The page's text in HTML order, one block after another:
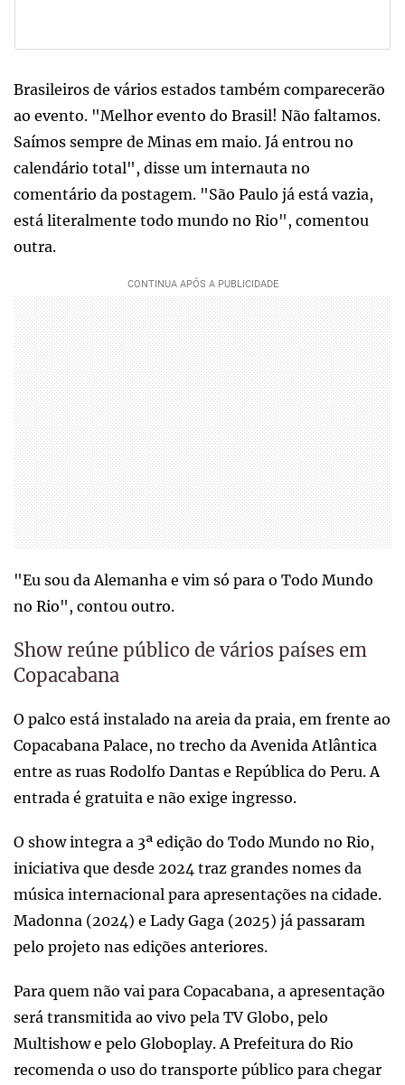
Brasileiros de vários estados também comparecerão
ao evento. "Melhor evento do Brasil! Não faltamos.
Saímos sempre de Minas em maio. Já entrou no
calendário total", disse um internauta no
comentário da postagem. "São Paulo já está vazia,
está literalmente todo mundo no Rio", comentou
outra.
"Eu sou da Alemanha e vim só para o Todo Mundo
no Rio", contou outro.
Show reúne público de vários países em
Copacabana
O palco está instalado na areia da praia, em frente ao
Copacabana Palace, no trecho da Avenida Atlântica
entre as ruas Rodolfo Dantas e República do Peru. A
entrada é gratuita e não exige ingresso.
O show integra a 3ª edição do Todo Mundo no Rio,
iniciativa que desde 2024 traz grandes nomes da
música internacional para apresentações na cidade.
Madonna (2024) e Lady Gaga (2025) já passaram
pelo projeto nas edições anteriores.
Para quem não vai para Copacabana, a apresentação
será transmitida ao vivo pela TV Globo, pelo
Multishow e pelo Globoplay. A Prefeitura do Rio
recomenda o uso do transporte público para chegar